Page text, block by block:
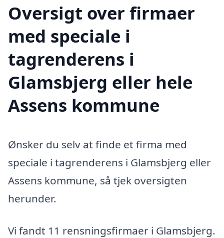
Oversigt over firmaer
med speciale i
tagrenderens i
Glamsbjerg eller hele
Assens kommune
Ønsker du selv at finde et firma med
speciale i tagrenderens i Glamsbjerg eller
Assens kommune, så tjek oversigten
herunder.
Vi fandt 11 rensningsfirmaer i Glamsbjerg.